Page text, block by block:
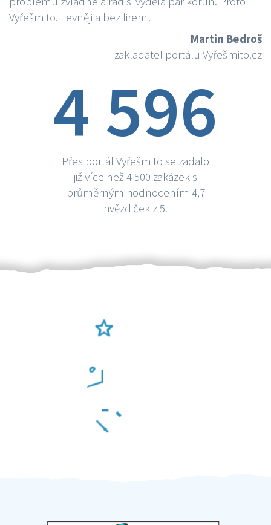
Vyřešmito. Levněji a bez firem!
Martin Bedroš
zakladatel portálu Vyřešmito.cz
4 596
Přes portál Vyřešmito se zadalo
již více než 4 500 zakázek s
průměrným hodnocením 4,7
hvězdiček z 5.